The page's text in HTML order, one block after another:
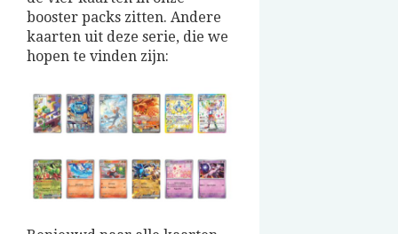
booster packs zitten. Andere
kaarten uit deze serie, die we
hopen te vinden zijn: